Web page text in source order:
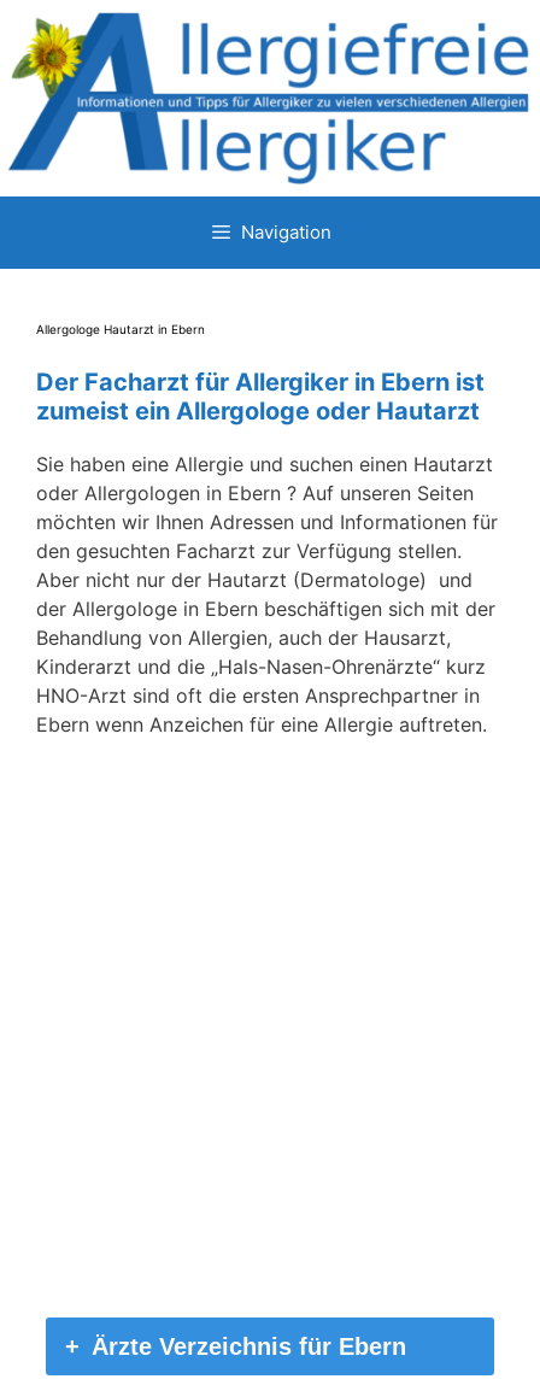
Zum
Inhalt
springen
Navigation
Allergologe Hautarzt in Ebern
Der Facharzt für Allergiker in Ebern ist
zumeist ein Allergologe oder Hautarzt
Sie haben eine Allergie und suchen einen Hautarzt
oder Allergologen in Ebern ? Auf unseren Seiten
möchten wir Ihnen Adressen und Informationen für
den gesuchten Facharzt zur Verfügung stellen.
Aber nicht nur der Hautarzt (Dermatologe) und
der Allergologe in Ebern beschäftigen sich mit der
Behandlung von Allergien, auch der Hausarzt,
Kinderarzt und die „Hals-Nasen-Ohrenärzte“ kurz
HNO-Arzt sind oft die ersten Ansprechpartner in
Ebern wenn Anzeichen für eine Allergie auftreten.
Ärzte Verzeichnis für Ebern